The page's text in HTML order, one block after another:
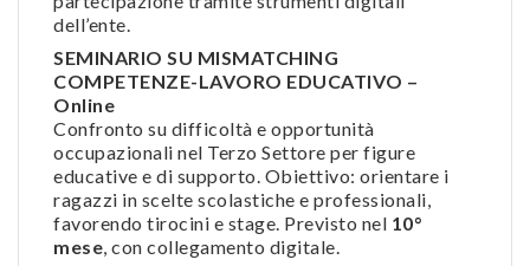
dell’ente.
SEMINARIO SU MISMATCHING
COMPETENZE-LAVORO EDUCATIVO –
Online
Confronto su difficoltà e opportunità
occupazionali nel Terzo Settore per figure
educative e di supporto. Obiettivo: orientare i
ragazzi in scelte scolastiche e professionali,
favorendo tirocini e stage. Previsto nel 10°
mese, con collegamento digitale.